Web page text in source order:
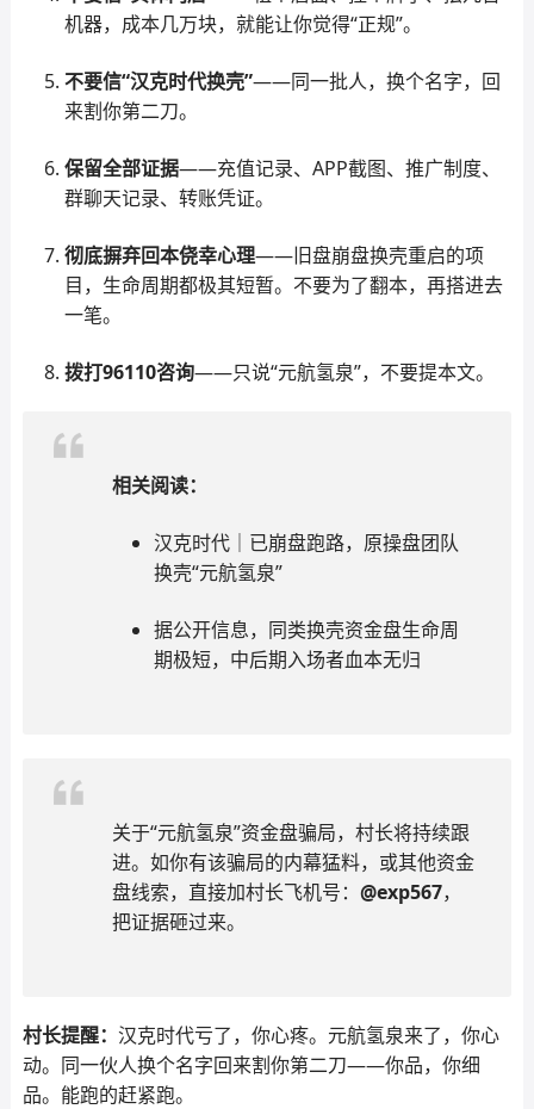
机器，成本几万块，就能让你觉得“正规”。
不要信“汉克时代换壳”——同一批人，换个名字，回
来割你第二刀。
保留全部证据——充值记录、APP截图、推广制度、
群聊天记录、转账凭证。
彻底摒弃回本侥幸心理——旧盘崩盘换壳重启的项
目，生命周期都极其短暂。不要为了翻本，再搭进去
一笔。
拨打96110咨询——只说“元航氢泉”，不要提本文。
相关阅读：
汉克时代｜已崩盘跑路，原操盘团队
换壳“元航氢泉”
据公开信息，同类换壳资金盘生命周
期极短，中后期入场者血本无归
关于“元航氢泉”资金盘骗局，村长将持续跟
进。如你有该骗局的内幕猛料，或其他资金
盘线索，直接加村长飞机号： @exp567，
把证据砸过来。
村长提醒： 汉克时代亏了，你心疼。元航氢泉来了，你心
动。同一伙人换个名字回来割你第二刀——你品，你细
品。能跑的赶紧跑。